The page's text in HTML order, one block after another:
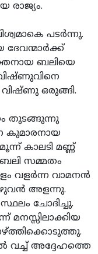
രാജ്യം.
പടര്‍ന്നു.
ബലിയെ
ഒരുങ്ങി.
തുടങ്ങുന്നു
കുമാരനായ
കാലടി മണ്ണ്
സമ്മതം
വളര്‍ന്ന വാമനന്‍
അളന്നു.
ചോദിച്ചു.
വച്ച് അദ്ദേഹത്തെ